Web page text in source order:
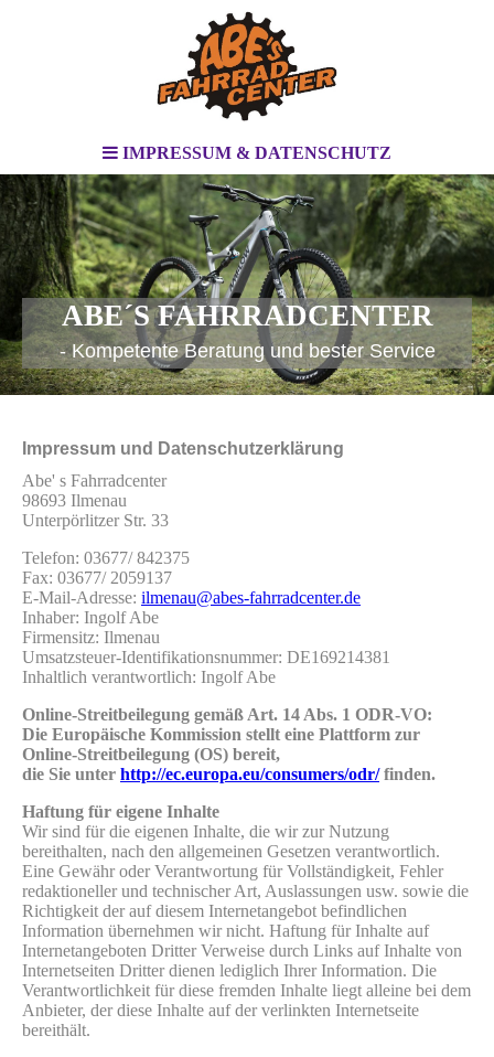
IMPRESSUM & DATENSCHUTZ
ABE´S FAHRRADCENTER
- Kompetente Beratung und bester Service
Impressum und Datenschutzerklärung
Abe' s Fahrradcenter
98693 Ilmenau
Unterpörlitzer Str. 33
Telefon: 03677/ 842375
Fax: 03677/ 2059137
E-Mail-Adresse: ilmenau@abes-fahrradcenter.de
Inhaber: Ingolf Abe
Firmensitz: Ilmenau
Umsatzsteuer-Identifikationsnummer: DE169214381
Inhaltlich verantwortlich: Ingolf Abe
Online-Streitbeilegung gemäß Art. 14 Abs. 1 ODR-VO:
Die Europäische Kommission stellt eine Plattform zur
Online-Streitbeilegung (OS) bereit,
die Sie unter http://ec.europa.eu/consumers/odr/finden.
Haftung für eigene Inhalte
Wir sind für die eigenen Inhalte, die wir zur Nutzung
bereithalten, nach den allgemeinen Gesetzen verantwortlich.
Eine Gewähr oder Verantwortung für Vollständigkeit, Fehler
redaktioneller und technischer Art, Auslassungen usw. sowie die
Richtigkeit der auf diesem Internetangebot befindlichen
Information übernehmen wir nicht. Haftung für Inhalte auf
Internetangeboten Dritter Verweise durch Links auf Inhalte von
Internetseiten Dritter dienen lediglich Ihrer Information. Die
Verantwortlichkeit für diese fremden Inhalte liegt alleine bei dem
Anbieter, der diese Inhalte auf der verlinkten Internetseite
bereithält.